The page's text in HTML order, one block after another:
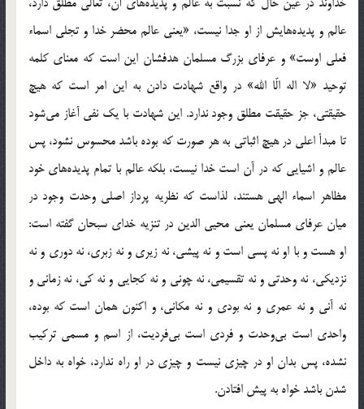
عالم و پديده‌هايش از او جدا نيست، «يعني عالم محضر خدا و تجلي اسماء‌
فعلي اوست» و عرفاي بزرگ مسلمان هدفشان اين است كه معناي كلمه
توحيد «لا اله الّا الله» در واقع شهادت دادن به اين امر است كه هيچ
حقيقتي، جز حقيقت مطلق وجود ندارد. اين شهادت با يك نفي آغاز مي‌شود
تا مبدأ اعلي در هيچ اثباتي به هر صورت كه بوده باشد محسوس نشود، پس
عالم و اشيايي كه در آن است خدا نيست، بلكه عالم با تمام پديده‌هاي خود
مظاهر اسماء الهي هستند، لذاست كه نظريه پرداز اصلي وحدت وجود در
ميان عرفاي مسلمان يعني محيي الدين در تنزيه خداي سبحان گفته‌ است:
او هست و با او نه پسي است و نه پيشي، نه زيري و نه زبري، نه دوري و نه
نزديكي، نه وحدتي و نه تقسيمي، نه چوني و نه كجايي و نه كي، نه زماني و
نه آني و نه عمري و نه بودي و نه مكاني، و اكنون همان است كه بوده،
واحدي است بي‌وحدت و فردي است بي‌فرديت، از اسم و مسمي تركيب
نشده، پس بدان او در چيزي نيست و چيزي در او راه ندارد، خواه به داخل
شدن باشد خواه به پيش افتادن.